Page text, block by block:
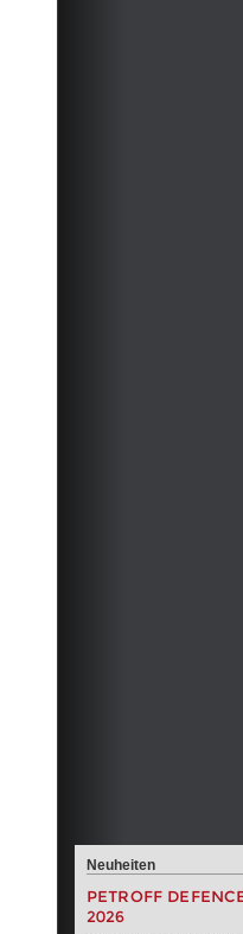
Neuheiten
PETROFF
2026